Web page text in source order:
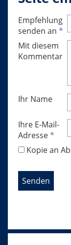
Empfehlung
senden an *
Mit diesem
Kommentar
Ihr Name
Ihre E-Mail-
Adresse*
Kopie an